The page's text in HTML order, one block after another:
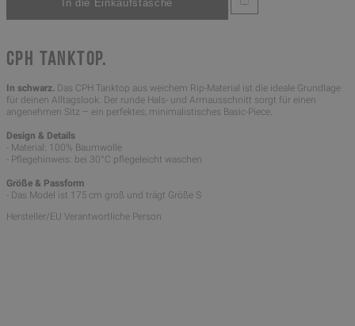
CPH TANKTOP.
In schwarz. Das CPH Tanktop aus weichem Rip-Material ist die ideale Grundlage
für deinen Alltagslook. Der runde Hals- und Armausschnitt sorgt für einen
angenehmen Sitz – ein perfektes, minimalistisches Basic-Piece.
Design & Details
- Material: 100% Baumwolle
- Pflegehinweis: bei 30°C pflegeleicht waschen
Größe & Passform
- Das Model ist 175 cm groß und trägt Größe S
Hersteller/EU Verantwortliche Person